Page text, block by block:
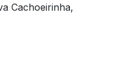
Cachoeirinha,